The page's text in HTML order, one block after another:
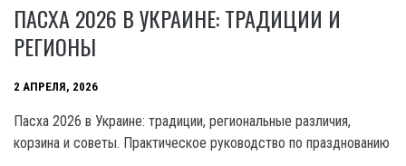
ПАСХА 2026 В УКРАИНЕ: ТРАДИЦИИ И
РЕГИОНЫ
2 АПРЕЛЯ, 2026
Пасха 2026 в Украине: традиции, региональные различия,
корзина и советы. Практическое руководство по празднованию